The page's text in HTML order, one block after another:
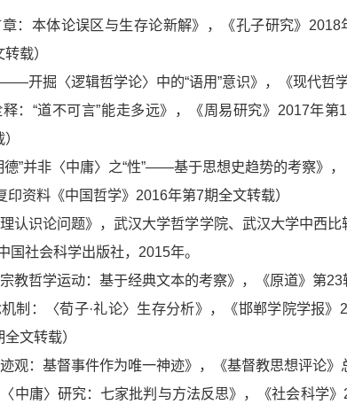
：本体论误区与生存论新解》，《孔子研究》
载）
开掘〈逻辑哲学论〉中的“语用”意识》，《现代哲
：“道不可言”能走多远》，《周易研究》2017年
德”并非〈中庸〉之“性”——基于思想史趋势的考察》
资料《中国哲学》2016年第7期全文转载）
认识论问题》，武汉大学哲学学院、武汉大学中西
国社会科学出版社，2015年。
教哲学运动：基于经典文本的考察》，《原道》第23
制：〈荀子·礼论〉生存分析》，《邯郸学院学报
文转载）
观：基督事件作为唯一神迹》，《基督教思想评论》
中庸〉研究：七家批判与方法反思》，《社会科学